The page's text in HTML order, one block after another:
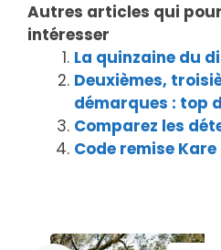
Autres articles qui
intéresser
La quinzaine du
Deuxièmes,
démarques : top
Comparez les
Code remise